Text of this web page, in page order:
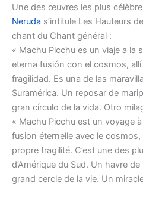
Une des œuvres les plus
Neruda s’intitule Les Hauteurs
chant du Chant général :
« Machu Picchu es un viaje a la
eterna fusión con el cosmos,
fragilidad. Es una de las
Suramérica. Un reposar de
gran círculo de la vida. Otro
« Machu Picchu est un voyage à
fusion éternelle avec le
propre fragilité. C’est une des
d’Amérique du Sud. Un havre
grand cercle de la vie. Un